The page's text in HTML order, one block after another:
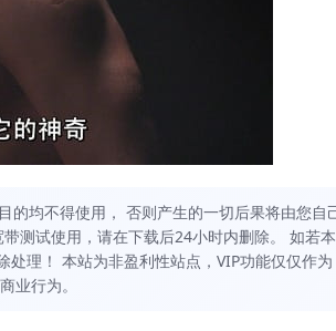
的均不得使用， 否则产生的一切后果将由您自
测试使用，请在下载后24小时内删除。 如若本
理！ 本站为非盈利性站点，VIP功能仅仅作为
业行为。